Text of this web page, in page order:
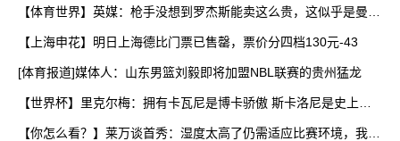
【体育世界】英媒：枪手没想到罗杰斯能卖这么贵，这似乎是曼城
【上海申花】明日上海德比门票已售罄，票价分四档130元-43
[体育报道]媒体人：山东男篮刘毅即将加盟NBL联赛的贵州猛龙
【世界杯】里克尔梅：拥有卡瓦尼是博卡骄傲 斯卡洛尼是史上最
【你怎么看？】莱万谈首秀：湿度太高了仍需适应比赛环境，我还